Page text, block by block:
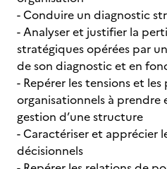
- Conduire un diagnostic
- Analyser et justifier la
stratégiques opérées par
de son diagnostic et en
- Repérer les tensions et les
organisationnels à prendre
gestion d’une structure
- Caractériser et apprécier
décisionnels